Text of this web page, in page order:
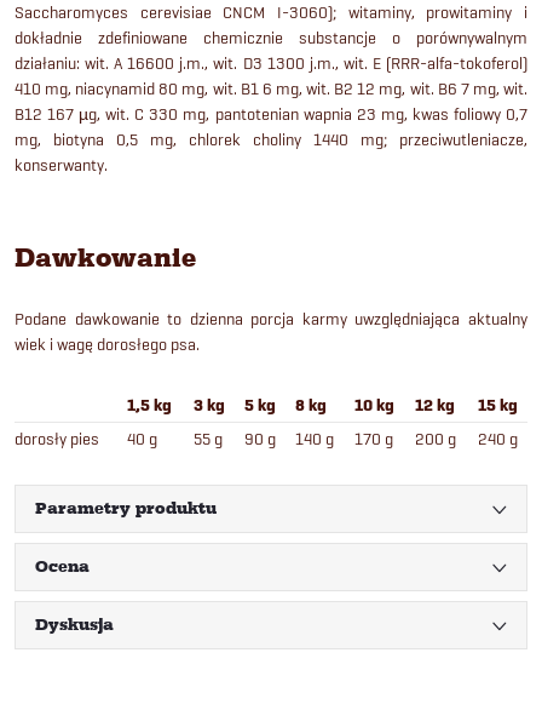
Saccharomyces cerevisiae CNCM I-3060); witaminy, prowitaminy i
dokładnie zdefiniowane chemicznie substancje o porównywalnym
działaniu: wit. A 16600 j.m., wit. D3 1300 j.m., wit. E (RRR-alfa-tokoferol)
410 mg, niacynamid 80 mg, wit. B1 6 mg, wit. B2 12 mg, wit. B6 7 mg, wit.
B12 167 µg, wit. C 330 mg, pantotenian wapnia 23 mg, kwas foliowy 0,7
mg, biotyna 0,5 mg, chlorek choliny 1440 mg; przeciwutleniacze,
konserwanty.
Dawkowanie
Podane dawkowanie to dzienna porcja karmy uwzględniająca aktualny
wiek i wagę dorosłego psa.
1,5 kg 3 kg 5 kg 8 kg 10 kg 12 kg 15 kg
dorosły pies 40 g 55 g 90 g 140 g 170 g 200 g 240 g
Parametry produktu
Ocena
Dyskusja